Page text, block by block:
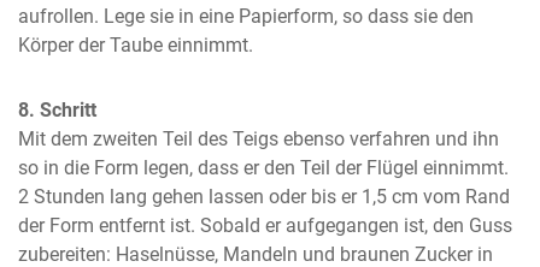
aufrollen. Lege sie in eine Papierform, so dass sie den
Körper der Taube einnimmt.
8. Schritt
Mit dem zweiten Teil des Teigs ebenso verfahren und ihn
so in die Form legen, dass er den Teil der Flügel einnimmt.
2 Stunden lang gehen lassen oder bis er 1,5 cm vom Rand
der Form entfernt ist. Sobald er aufgegangen ist, den Guss
zubereiten: Haselnüsse, Mandeln und braunen Zucker in